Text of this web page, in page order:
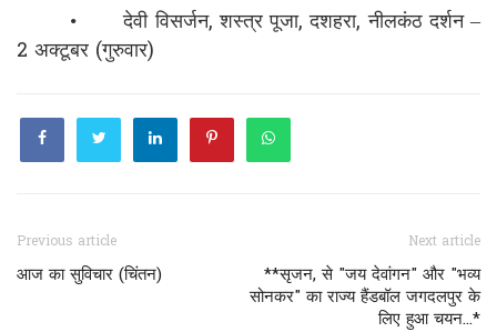
•
देवी विसर्जन, शस्त्र पूजा, दशहरा, नीलकंठ दर्शन –
2 अक्टूबर (गुरुवार)
Previous article
आज का सुविचार (चिंतन)
Next article
**सृजन, से "जय देवांगन" और "भव्य
सोनकर" का राज्य हैंडबॉल जगदलपुर के
लिए हुआ चयन...*